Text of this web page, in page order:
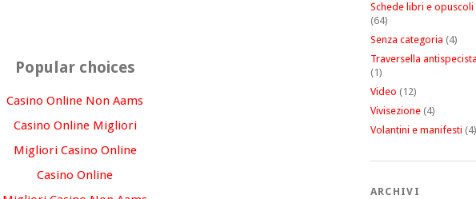
Popular choices
Casino Online Non Aams
Casino Online Migliori
Migliori Casino Online
Casino Online
Schede libri e opuscoli
(64)
Senza categoria (4)
Traversella antispecista
(1)
Video (12)
Vivisezione(4)
Volantini e manifesti (4)
ARCHIVI